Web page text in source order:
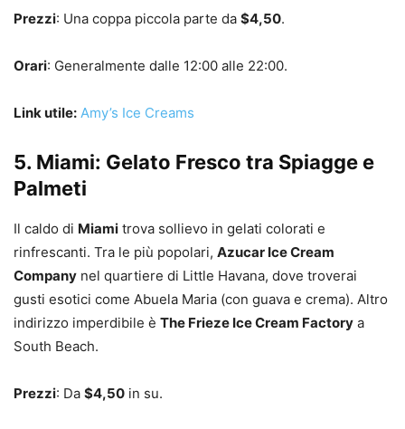
Prezzi: Una coppa piccola parte da $4,50.
Orari: Generalmente dalle 12:00 alle 22:00.
Link utile: Amy’s Ice Creams
5. Miami: Gelato Fresco tra Spiagge e
Palmeti
Il caldo di Miami trova sollievo in gelati colorati e
rinfrescanti. Tra le più popolari, Azucar Ice Cream
Company nel quartiere di Little Havana, dove troverai
gusti esotici come Abuela Maria (con guava e crema). Altro
indirizzo imperdibile è The Frieze Ice Cream Factory a
South Beach.
Prezzi: Da $4,50 in su.